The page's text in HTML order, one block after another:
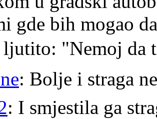
gde bih mogao
ljutito: "Nemoj da
: Bolje i straga
: I smjestila ga